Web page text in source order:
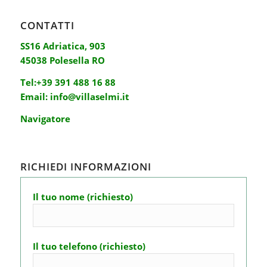
CONTATTI
SS16 Adriatica, 903
45038 Polesella RO
Tel:+39 391 488 16 88
Email: info@villaselmi.it
Navigatore
RICHIEDI INFORMAZIONI
Il tuo nome (richiesto)
Il tuo telefono (richiesto)